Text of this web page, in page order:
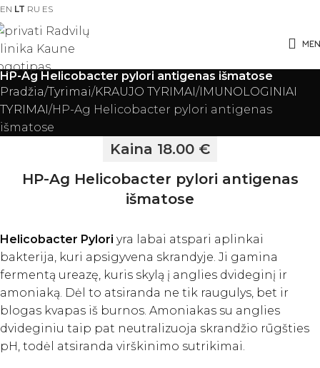
EN LT RU ES
HP-Ag Helicobacter pylori antigenas išmatose
Pradžia Tyrimai KRAUJO TYRIMAI IMUNOLOGINIAI
TYRIMAI HP-Ag Helicobacter pylori antigenas
išmatose
Kaina 18.00 €
HP-Ag Helicobacter pylori antigenas
išmatose
Helicobacter Pylori yra labai atspari aplinkai
bakterija, kuri apsigyvena skrandyje. Ji gamina
fermentą ureazę, kuris skylą į anglies dvideginį ir
amoniaką. Dėl to atsiranda ne tik raugulys, bet ir
blogas kvapas iš burnos. Amoniakas su anglies
dvideginiu taip pat neutralizuoja skrandžio rūgšties
pH, todėl atsiranda virškinimo sutrikimai.